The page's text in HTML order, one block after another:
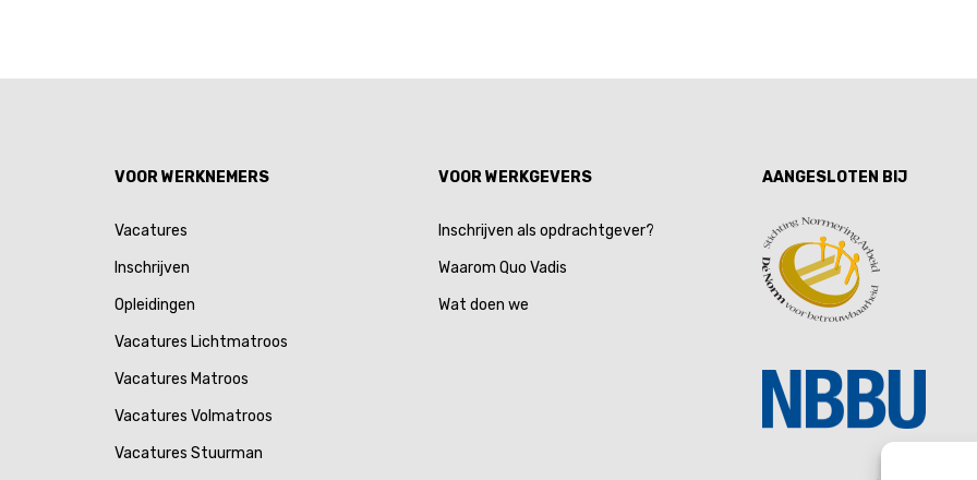
VOOR WERKNEMERS
Vacatures
Inschrijven
Opleidingen
Vacatures Lichtmatroos
Vacatures Matroos
Vacatures Volmatroos
Vacatures Stuurman
VOOR WERKGEVERS
Inschrijven als opdrachtgever?
Waarom Quo Vadis
Wat doen we
AANGESLOTEN BIJ